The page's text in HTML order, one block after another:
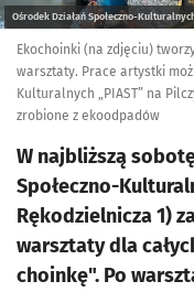
Ośrodek Działań Społeczno-
Ekochoinki (na zdjęciu)
warsztaty. Prace artystki
Kulturalnych „PIAST” na
zrobione z ekoodpadów
W najbliższą
Społeczno-
Rękodzielnicza 1)
warsztaty dla
choinkę". Po